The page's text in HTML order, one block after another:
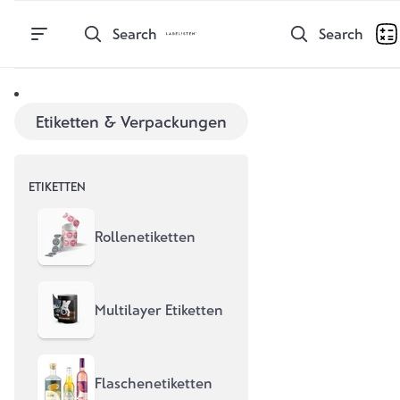
Search Search
Etiketten & Verpackungen
ETIKETTEN
Rollenetiketten
Multilayer Etiketten
Flaschenetiketten
zu deinem Etikett?
sondern auch die Weiterverarbeitung. Ob Laser oder
Stanze – die Wahl wirkt sich auf Kosten, Formen,
Geschwindigkeit und Qualität aus. In diesem Beitrag
erklären wir verständlich, wo die Unterschiede liegen,
welche Methode wann punktet und wie wir bei Labelisten
beide Verfahren optimal einsetzen.